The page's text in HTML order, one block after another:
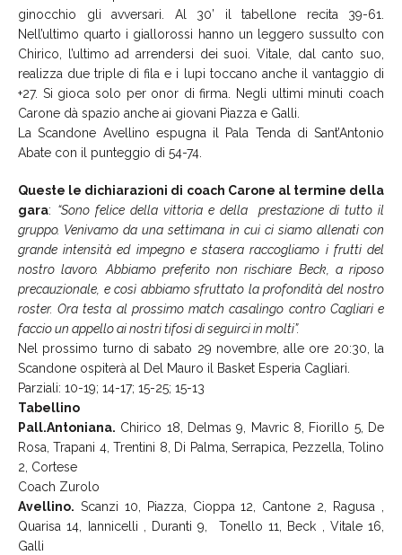
ginocchio gli avversari. Al 30’ il tabellone recita 39-61.
Nell’ultimo quarto i giallorossi hanno un leggero sussulto con
Chirico, l’ultimo ad arrendersi dei suoi. Vitale, dal canto suo,
realizza due triple di fila e i lupi toccano anche il vantaggio di
+27. Si gioca solo per onor di firma. Negli ultimi minuti coach
Carone dà spazio anche ai giovani Piazza e Galli.
La Scandone Avellino espugna il Pala Tenda di Sant’Antonio
Abate con il punteggio di 54-74.
Queste le dichiarazioni di coach Carone al termine della
gara: “Sono felice della vittoria e della prestazione di tutto il
gruppo. Venivamo da una settimana in cui ci siamo allenati con
grande intensità ed impegno e stasera raccogliamo i frutti del
nostro lavoro. Abbiamo preferito non rischiare Beck, a riposo
precauzionale, e così abbiamo sfruttato la profondità del nostro
roster.Ora testa al prossimo match casalingo contro Cagliari e
faccio un appello ai nostri tifosi di seguirci in molti”.
Nel prossimo turno di sabato 29 novembre, alle ore 20:30, la
Scandone ospiterà al Del Mauro il Basket Esperia Cagliari.
Parziali: 10-19; 14-17; 15-25; 15-13
Tabellino
Pall.Antoniana. Chirico 18, Delmas 9, Mavric 8, Fiorillo 5, De
Rosa, Trapani 4, Trentini 8, Di Palma, Serrapica, Pezzella, Tolino
2, Cortese
Coach Zurolo
Avellino. Scanzi 10, Piazza, Cioppa 12, Cantone 2, Ragusa ,
Quarisa 14, Iannicelli , Duranti 9, Tonello 11, Beck , Vitale 16,
Galli